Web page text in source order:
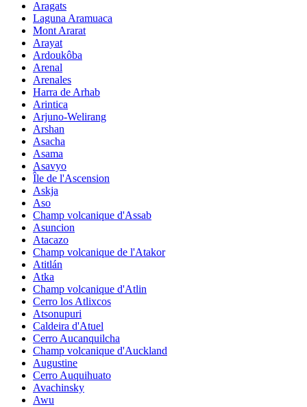
Aragats
Laguna Aramuaca
Mont Ararat
Arayat
Ardoukôba
Arenal
Arenales
Harra de Arhab
Arintica
Arjuno-Welirang
Arshan
Asacha
Asama
Asavyo
Île de l'Ascension
Askja
Aso
Champ volcanique d'Assab
Asuncion
Atacazo
Champ volcanique de l'Atakor
Atitlán
Atka
Champ volcanique d'Atlin
Cerro los Atlixcos
Atsonupuri
Caldeira d'Atuel
Cerro Aucanquilcha
Champ volcanique d'Auckland
Augustine
Cerro Auquihuato
Avachinsky
Awu